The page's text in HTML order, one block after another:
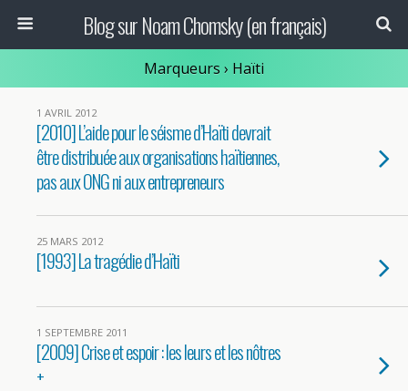
Blog sur Noam Chomsky (en français)
Marqueurs › Haïti
1 AVRIL 2012
[2010] L’aide pour le séisme d’Haïti devrait
être distribuée aux organisations haïtiennes,
pas aux ONG ni aux entrepreneurs
25 MARS 2012
[1993] La tragédie d’Haïti
1 SEPTEMBRE 2011
[2009] Crise et espoir : les leurs et les nôtres
+